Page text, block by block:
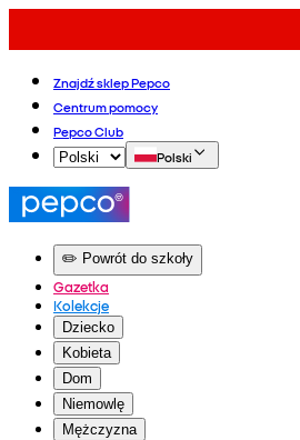
Znajdź sklep Pepco
Centrum pomocy
Pepco Club
Polski
✏️ Powrót do szkoły
Gazetka
Kolekcje
Dziecko
Kobieta
Dom
Niemowlę
Mężczyzna